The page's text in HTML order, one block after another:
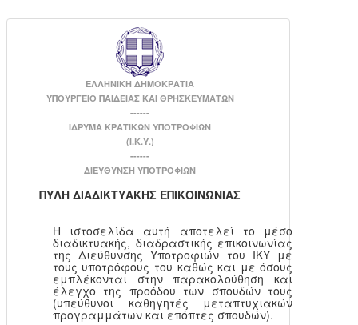
ΕΛΛΗΝΙΚΗ ΔΗΜΟΚΡΑΤΙΑ
ΥΠΟΥΡΓΕΙΟ ΠΑΙΔΕΙΑΣ ΚΑΙ ΘΡΗΣΚΕΥΜΑΤΩΝ
------
ΙΔΡΥΜΑ ΚΡΑΤΙΚΩΝ ΥΠΟΤΡΟΦΙΩΝ
(Ι.Κ.Υ.)
------
ΔΙΕΥΘΥΝΣΗ ΥΠΟΤΡΟΦΙΩΝ
ΠΥΛΗ ΔΙΑΔΙΚΤΥΑΚΗΣ ΕΠΙΚΟΙΝΩΝΙΑΣ
Η ιστοσελίδα αυτή αποτελεί το μέσο
διαδικτυακής, διαδραστικής επικοινωνίας
της Διεύθυνσης Υποτροφιών του ΙΚΥ με
τους υποτρόφους του καθώς και με όσους
εμπλέκονται στην παρακολούθηση και
έλεγχο της προόδου των σπουδών τους
(υπεύθυνοι καθηγητές μεταπτυχιακών
προγραμμάτων και επόπτες σπουδών).